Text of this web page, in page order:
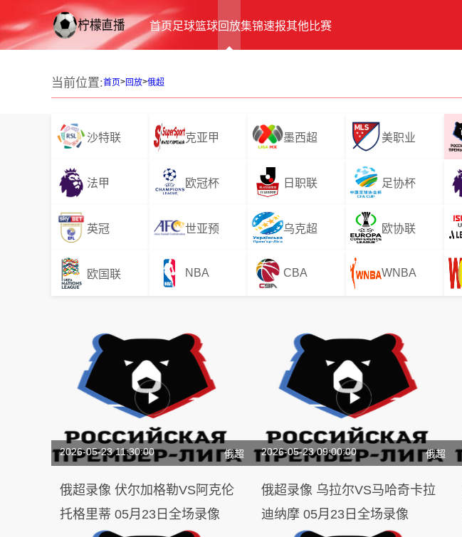
首页足球篮球回放集锦速报其他比赛
当前位置:首页>回放>俄超
沙特联 克亚甲 墨西超 美职业
法甲 欧冠杯 日职联 足协杯
英冠 世亚预 乌克超 欧协联
欧国联 NBA CBA WNBA
2026-05-23 11:30:00 俄超
俄超录像 伏尔加格勒VS阿克伦
托格里蒂 05月23日全场录像
2026-05-23 09:00:00 俄超
俄超录像 乌拉尔VS马哈奇卡拉
迪纳摩 05月23日全场录像